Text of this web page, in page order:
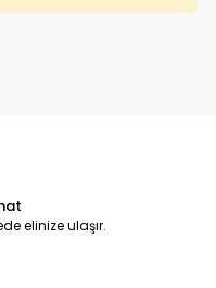
elinize ulaşır.